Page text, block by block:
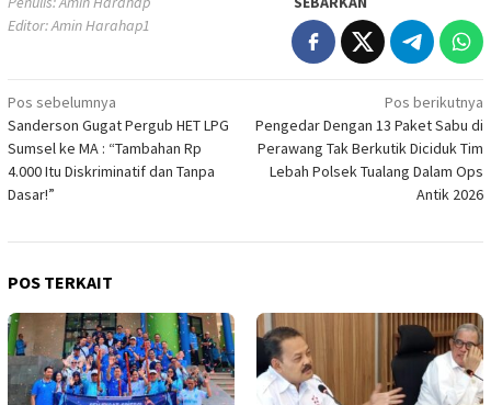
Editor: Amin Harahap1
Navigasi
pos
Pos sebelumnya
Sanderson Gugat Pergub HET LPG
Sumsel ke MA : “Tambahan Rp
4.000 Itu Diskriminatif dan Tanpa
Dasar!”
Pos berikutnya
Pengedar Dengan 13 Paket Sabu di
Perawang Tak Berkutik Diciduk Tim
Lebah Polsek Tualang Dalam Ops
Antik 2026
POS TERKAIT